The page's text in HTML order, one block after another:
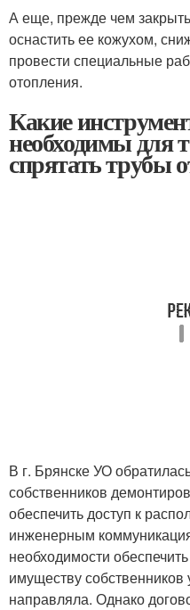
А еще, прежде чем
оснастить ее кожухом,
провести специальные
отопления.
Какие
необходимы для
спрятать трубы
В г. Брянске УО
собственников
обеспечить доступ к
инженерным
необходимости
имуществу
направляла. Однако